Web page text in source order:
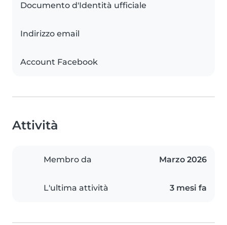
Documento d'Identità ufficiale
Indirizzo email
Account Facebook
Attività
Membro da Marzo 2026
L'ultima attività 3 mesi fa